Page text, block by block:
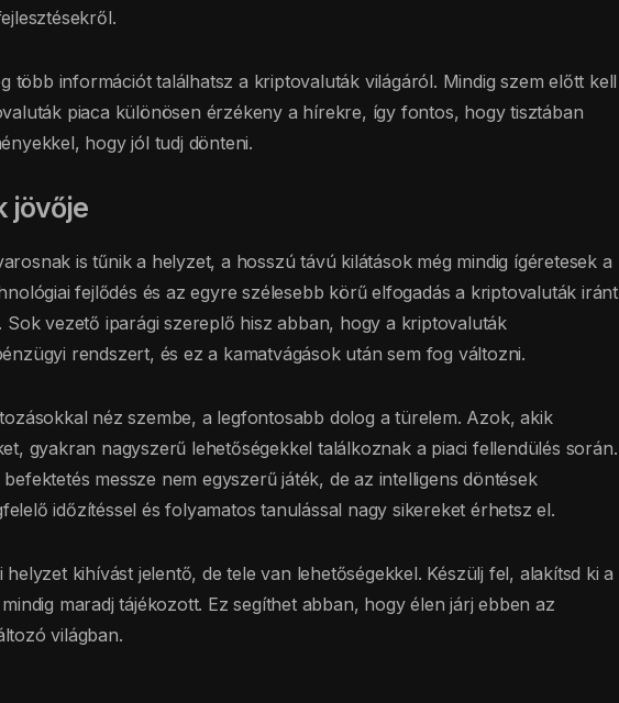
több információt találhatsz a kriptovaluták világáról. Mindig szem előtt kell
piaca különösen érzékeny a hírekre, így fontos, hogy tisztában
hogy jól tudj dönteni.
jövője
is tűnik a helyzet, a hosszú távú kilátások még mindig ígéretesek a
fejlődés és az egyre szélesebb körű elfogadás a kriptovaluták iránt
Sok vezető iparági szereplő hisz abban, hogy a kriptovaluták
rendszert, és ez a kamatvágások után sem fog változni.
néz szembe, a legfontosabb dolog a türelem. Azok, akik
gyakran nagyszerű lehetőségekkel találkoznak a piaci fellendülés során.
messze nem egyszerű játék, de az intelligens döntések
időzítéssel és folyamatos tanulással nagy sikereket érhetsz el.
helyzet kihívást jelentő, de tele van lehetőségekkel. Készülj fel, alakítsd ki a
maradj tájékozott. Ez segíthet abban, hogy élen járj ebben az
világban.